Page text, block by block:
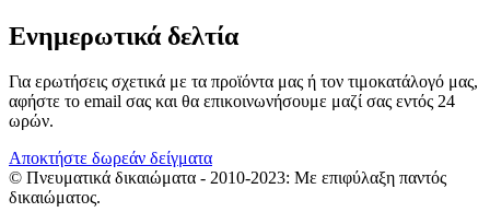
Ενημερωτικά δελτία
Για ερωτήσεις σχετικά με τα προϊόντα μας ή τον τιμοκατάλογό μας,
αφήστε το email σας και θα επικοινωνήσουμε μαζί σας εντός 24
ωρών.
Αποκτήστε δωρεάν δείγματα
© Πνευματικά δικαιώματα - 2010-2023: Με επιφύλαξη παντός
δικαιώματος.